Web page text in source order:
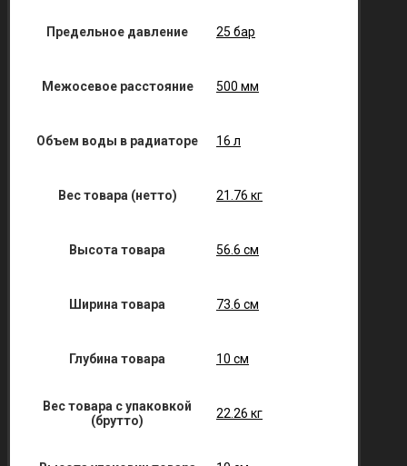
Предельное давление 25 бар
Межосевое расстояние 500 мм
Объем воды в радиаторе 16 л
Вес товара (нетто) 21.76 кг
Высота товара 56.6 см
Ширина товара 73.6 см
Глубина товара 10 см
Вес товара с упаковкой
(брутто)
22.26 кг